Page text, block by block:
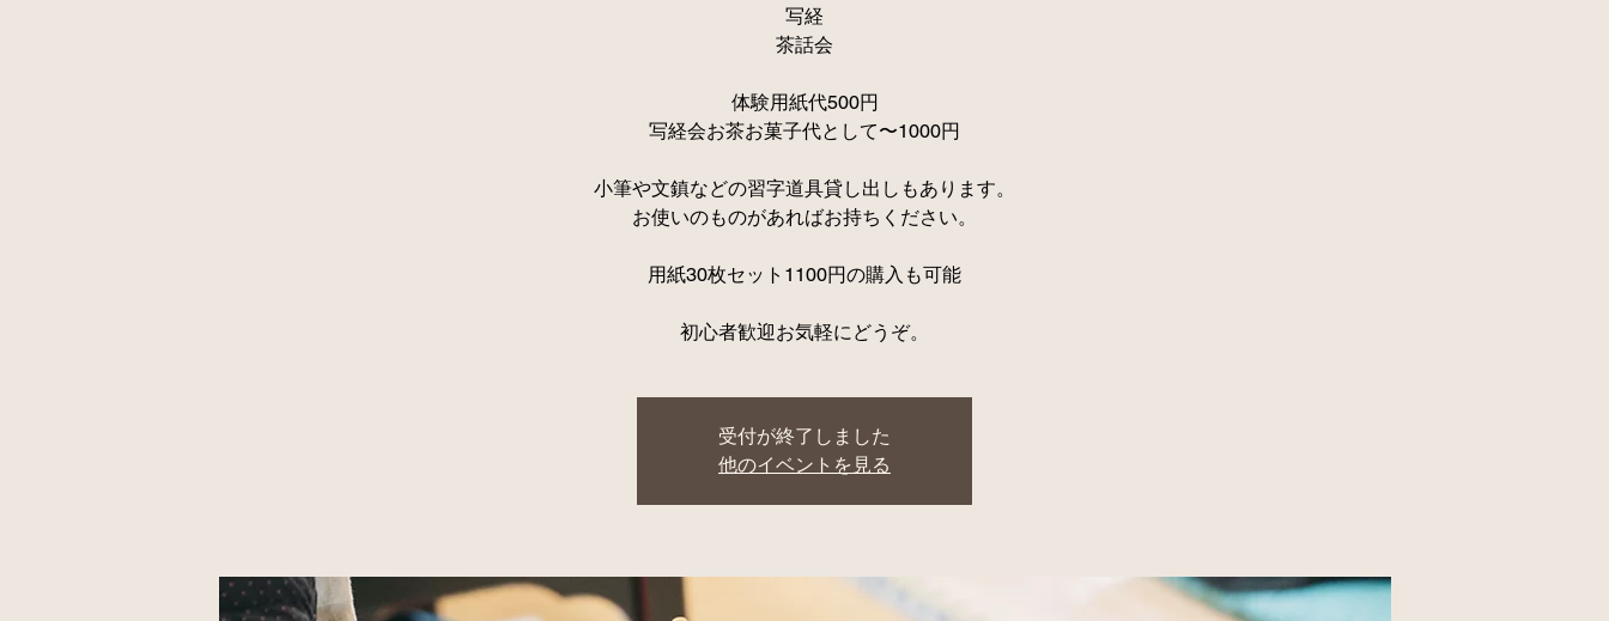
写経
茶話会
体験用紙代500円
写経会お茶お菓子代として〜1000円
小筆や文鎮などの習字道具貸し出しもあります。
お使いのものがあればお持ちください。
用紙30枚セット1100円の購入も可能
初心者歓迎お気軽にどうぞ。
受付が終了しました
他のイベントを見る